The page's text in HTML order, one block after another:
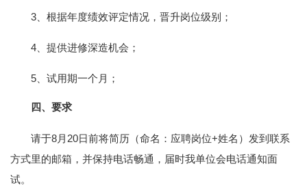
3、根据年度绩效评定情况，晋升岗位级别；
4、提供进修深造机会；
5、试用期一个月；
四、要求
请于8月20日前将简历（命名：应聘岗位+姓名）发到联系
方式里的邮箱，并保持电话畅通，届时我单位会电话通知面
试。